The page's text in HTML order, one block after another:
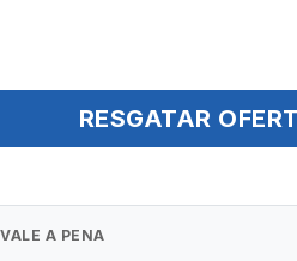
RESGATAR
A PENA